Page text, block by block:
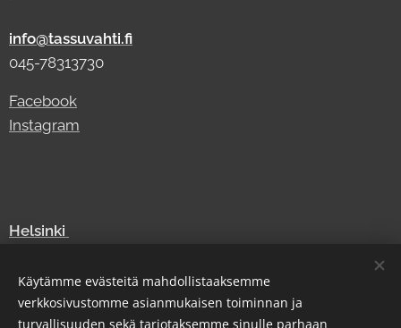
info@tassuvahti.fi
045-78313730
Facebook
Instagram
Helsinki
Espoo
Turku
Käytämme evästeitä mahdollistaaksemme
verkkosivustomme asianmukaisen toiminnan ja
turvallisuuden sekä tarjotaksemme sinulle parhaan